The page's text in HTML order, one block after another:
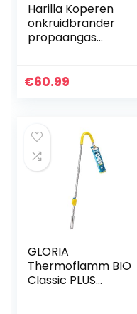
Harilla Koperen
onkruidbrander
propaangas
verwarmingsset
€60.99
GLORIA
Thermoflamm BIO
Classic PLUS